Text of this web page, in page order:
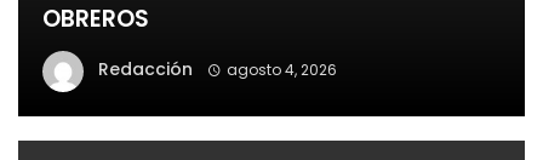
OBREROS
Redacción agosto 4, 2026